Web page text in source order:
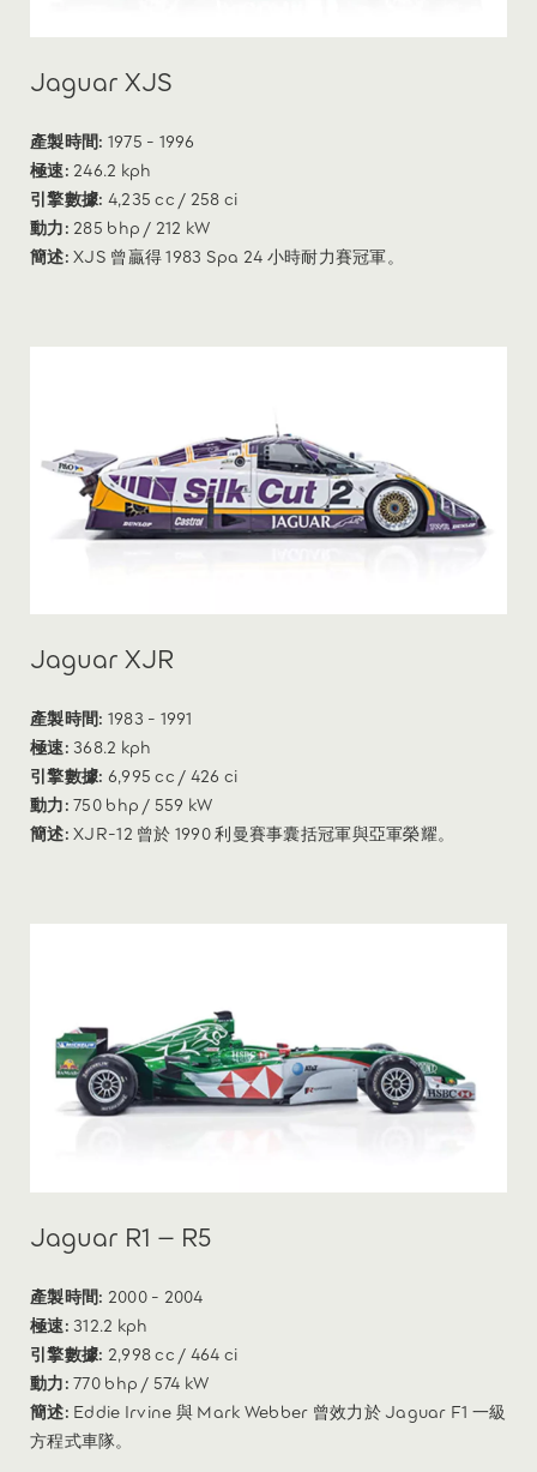
Jaguar XJS
產製時間: 1975 - 1996
極速: 246.2 kph
引擎數據: 4,235 cc / 258 ci
動力: 285 bhp / 212 kW
簡述:XJS 曾贏得 1983 Spa 24 小時耐力賽冠軍。
Jaguar XJR
產製時間: 1983 - 1991
極速: 368.2 kph
引擎數據: 6,995 cc / 426 ci
動力:750 bhp / 559 kW
簡述:XJR-12 曾於 1990 利曼賽事囊括冠軍與亞軍榮耀。
Jaguar R1 – R5
產製時間: 2000 - 2004
極速: 312.2 kph
引擎數據: 2,998 cc / 464 ci
動力:770 bhp / 574 kW
簡述: Eddie Irvine 與 Mark Webber 曾效力於 Jaguar F1 一級
方程式車隊。